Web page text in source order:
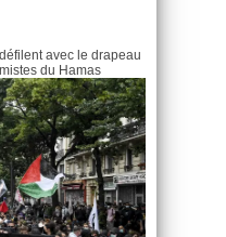
avec le drapeau
du Hamas